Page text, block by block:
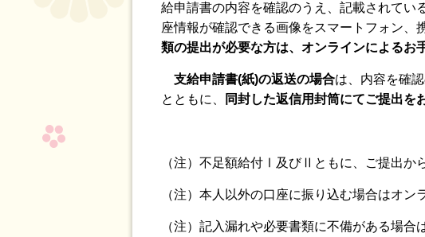
給申請書の内容を確認のうえ、記載されてい
座情報が確認できる画像をスマートフォン、
類の提出が必要な方は、オンラインによるお
支給申請書(紙)の返送の場合は、内容を確
とともに、
同封した返信用封筒にてご提出を
（注）不足額給付Ⅰ及びⅡともに、 ご提出か
（注）本人以外の口座に振り込む場合はオン
（注）記入漏れや必要書類に不備がある場